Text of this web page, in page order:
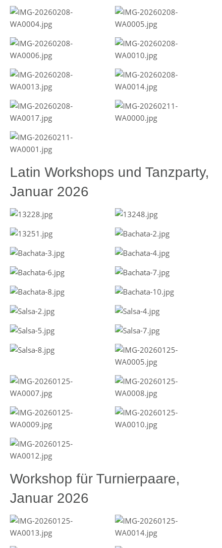
Latin Workshops und Tanzparty,
Januar 2026
Workshop für Turnierpaare,
Januar 2026